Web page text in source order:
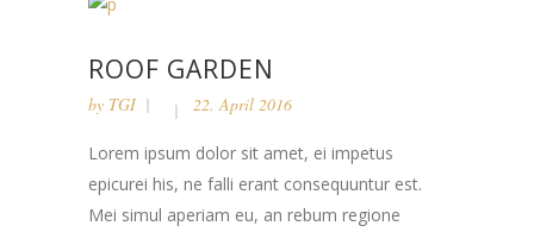
ROOF GARDEN
by TGI 22. April 2016
Lorem ipsum dolor sit amet, ei impetus
epicurei his, ne falli erant consequuntur est.
Mei simul aperiam eu, an rebum regione